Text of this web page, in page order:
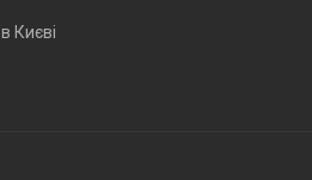
Києві